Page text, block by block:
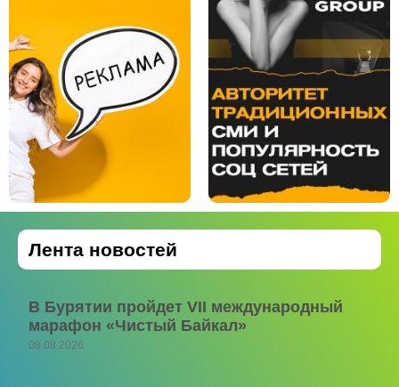
Лента новостей
В Бурятии пройдет VII международный
марафон «Чистый Байкал»
08.08.2026